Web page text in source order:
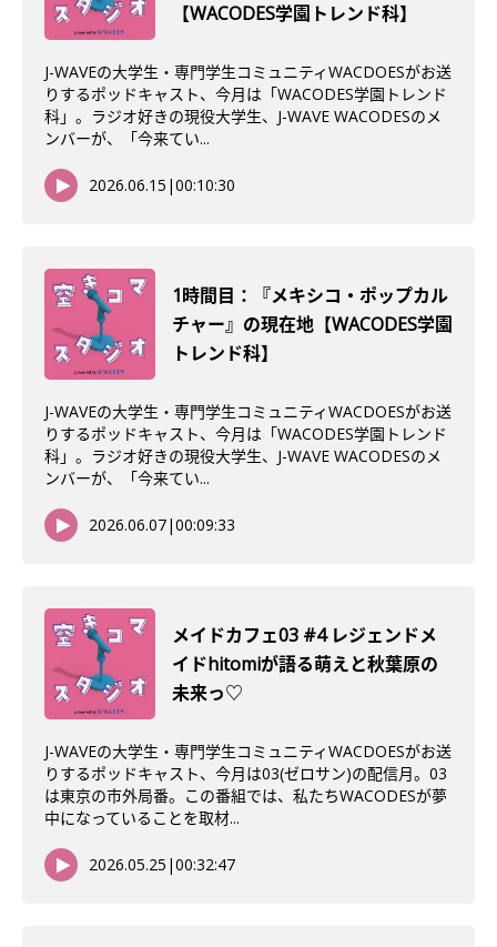
【WACODES学園トレンド科】
J-WAVEの大学生・専門学生コミュニティWACDOESがお送
りするポッドキャスト、今月は「WACODES学園トレンド
科」。ラジオ好きの現役大学生、J-WAVE WACODESのメ
ンバーが、「今来てい...
2026.06.15 |00:10:30
1時間目：『メキシコ・ポップカル
チャー』の現在地【WACODES学園
トレンド科】
J-WAVEの大学生・専門学生コミュニティWACDOESがお送
りするポッドキャスト、今月は「WACODES学園トレンド
科」。ラジオ好きの現役大学生、J-WAVE WACODESのメ
ンバーが、「今来てい...
2026.06.07|00:09:33
メイドカフェ03 #4 レジェンドメ
イドhitomiが語る萌えと秋葉原の
未来っ♡
J-WAVEの大学生・専門学生コミュニティWACDOESがお送
りするポッドキャスト、今月は03(ゼロサン)の配信月。03
は東京の市外局番。この番組では、私たちWACODESが夢
中になっていることを取材...
2026.05.25 |00:32:47